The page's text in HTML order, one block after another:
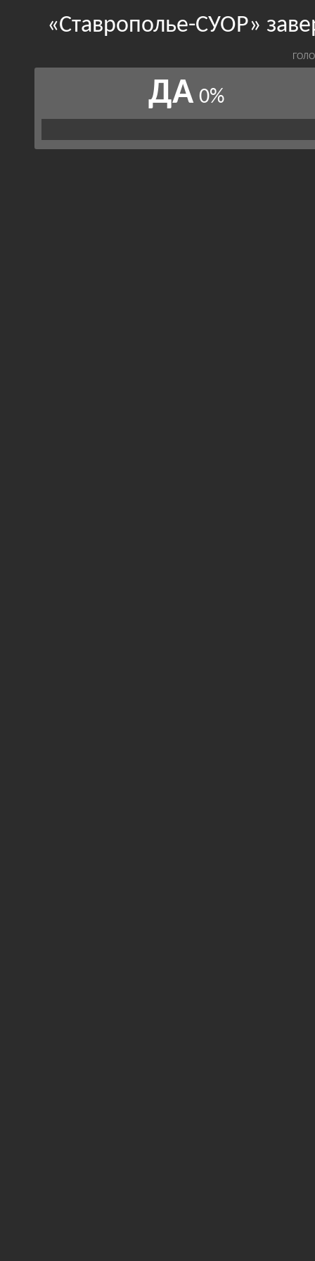
«Ставрополье-СУОР»
ДА 0%